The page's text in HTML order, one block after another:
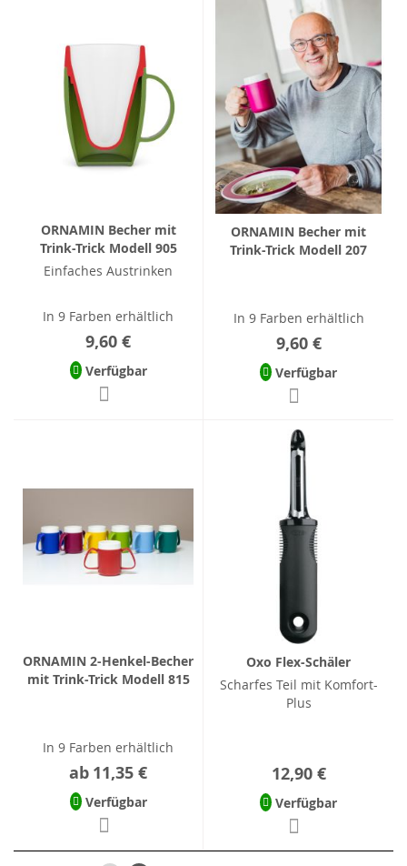
ORNAMIN Becher mit
Trink-Trick Modell 905
Einfaches Austrinken
In 9 Farben erhältlich
9,60 €
Verfügbar
ORNAMIN Becher mit
Trink-Trick Modell 207
In 9 Farben erhältlich
9,60 €
Verfügbar
ORNAMIN 2-Henkel-Becher
mit Trink-Trick Modell 815
In 9 Farben erhältlich
ab 11,35 €
Verfügbar
Oxo Flex-Schäler
Scharfes Teil mit Komfort-
Plus
12,90 €
Verfügbar